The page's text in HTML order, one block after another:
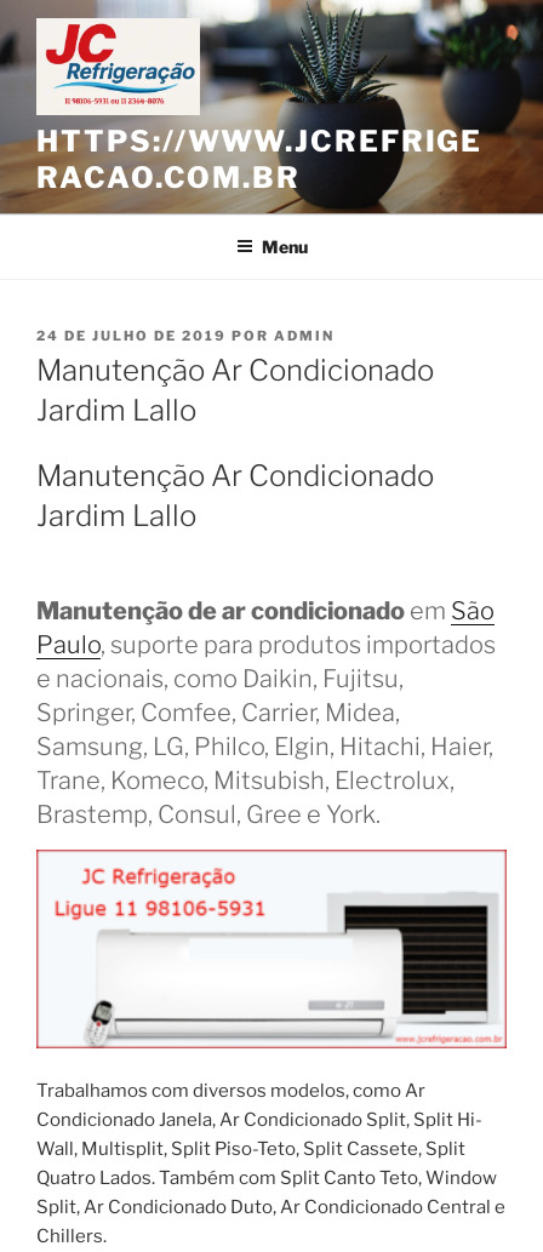
Pular
para
o
conteúdo
HTTPS://WWW.JCREFRIGE
RACAO.COM.BR
Menu
PUBLICADO
EM
24 DE JULHO DE 2019 POR ADMIN
Manutenção Ar Condicionado
Jardim Lallo
Manutenção Ar Condicionado
Jardim Lallo
Manutenção de ar condicionado em São
Paulo, suporte para produtos importados
e nacionais, como Daikin, Fujitsu,
Springer, Comfee, Carrier, Midea,
Samsung, LG, Philco, Elgin, Hitachi, Haier,
Trane, Komeco, Mitsubish, Electrolux,
Brastemp, Consul, Gree e York.
Trabalhamos com diversos modelos, como Ar
Condicionado Janela, Ar Condicionado Split, Split Hi-
Wall, Multisplit, Split Piso-Teto, Split Cassete, Split
Quatro Lados. Também com Split Canto Teto, Window
Split, Ar Condicionado Duto, Ar Condicionado Central e
Chillers.